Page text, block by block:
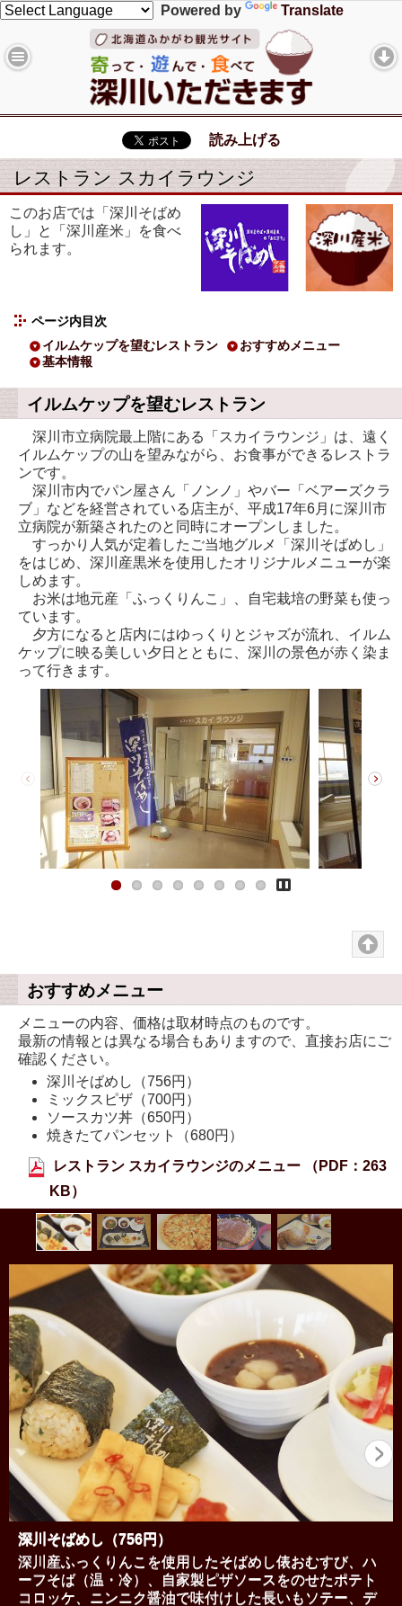
Powered by Translate
読み上げる
レストラン スカイラウンジ
このお店では「深川そばめ
し」と「深川産米」を食べ
られます。
ページ内目次
イルムケップを望むレストラン
おすすめメニュー
基本情報
イルムケップを望むレストラン
深川市立病院最上階にある「スカイラウンジ」は、遠く
イルムケップの山を望みながら、お食事ができるレストラ
ンです。
深川市内でパン屋さん「ノンノ」やバー「ベアーズクラ
ブ」などを経営されている店主が、平成17年6月に深川市
立病院が新築されたのと同時にオープンしました。
すっかり人気が定着したご当地グルメ「深川そばめし」
をはじめ、深川産黒米を使用したオリジナルメニューが楽
しめます。
お米は地元産「ふっくりんこ」、自宅栽培の野菜も使っ
ています。
夕方になると店内にはゆっくりとジャズが流れ、イルム
ケップに映る美しい夕日とともに、深川の景色が赤く染ま
って行きます。
おすすめメニュー
メニューの内容、価格は取材時点のものです。
最新の情報とは異なる場合もありますので、直接お店にご
確認ください。
深川そばめし（756円）
ミックスピザ（700円）
ソースカツ丼（650円）
焼きたてパンセット（680円）
レストラン スカイラウンジのメニュー （PDF：263
KB）
深川そばめし（756円）
深川産ふっくりんこを使用したそばめし俵おむすび、ハ
ーフそば（温・冷）、自家製ピザソースをのせたポテト
コロッケ、ニンニク醤油で味付けした長いもソテー、デ